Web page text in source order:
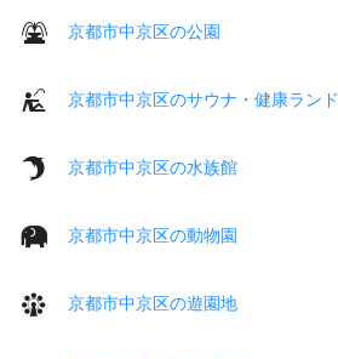
京都市中京区の公園
京都市中京区のサウナ・健康ランド
京都市中京区の水族館
京都市中京区の動物園
京都市中京区の遊園地